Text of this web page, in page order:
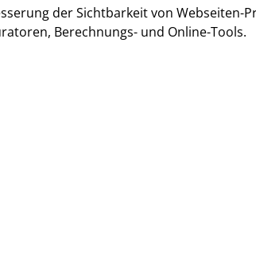
der Sichtbarkeit von Webseiten-
Berechnungs- und Online-Tools.